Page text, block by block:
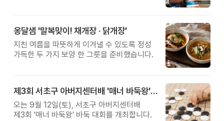
옹달샘 '말복맞이! 채개장 · 닭개장'
지친 여름을 따뜻하게 이겨낼 수 있도록 정성
가득한 두 가지 보양 한 그릇을 준비했습니다.
제3회 서초구 아버지센터배 '매너 바둑왕' 대회
오는 9월 12일(토), 서초구 아버지센터배
제3회 '매너 바둑왕' 바둑 대회를 개최합니다.